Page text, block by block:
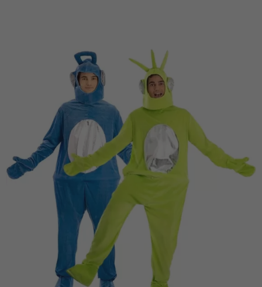
Vá em frente! Estávamos esperando por você.
CRIAR CONTA